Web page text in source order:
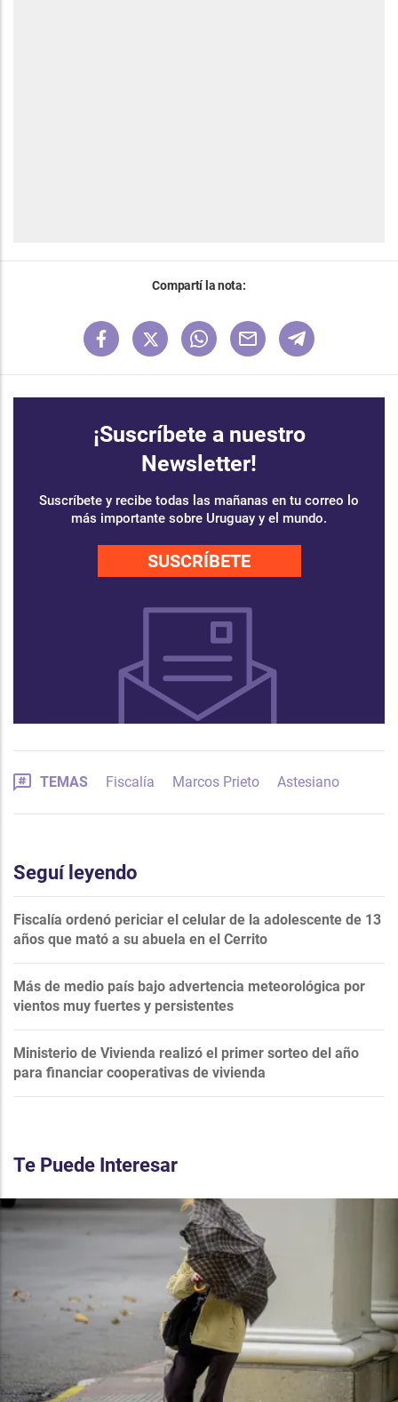
Compartí la nota:
¡Suscríbete a nuestro
Newsletter!
Suscríbete y recibe todas las mañanas en tu correo lo
más importante sobre Uruguay y el mundo.
SUSCRÍBETE
TEMAS Fiscalía Marcos Prieto Astesiano
Seguí leyendo
Fiscalía ordenó periciar el celular de la adolescente de 13
años que mató a su abuela en el Cerrito
Más de medio país bajo advertencia meteorológica por
vientos muy fuertes y persistentes
Ministerio de Vivienda realizó el primer sorteo del año
para financiar cooperativas de vivienda
Te Puede Interesar